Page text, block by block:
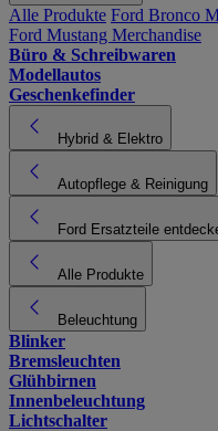
Alle Produkte Ford Bronco
Ford Mustang Merchandise
Büro & Schreibwaren
Modellautos
Geschenkefinder
Hybrid & Elektro
Autopflege & Reinigung
Ford Ersatzteile
Alle Produkte
Beleuchtung
Blinker
Bremsleuchten
Glühbirnen
Innenbeleuchtung
Lichtschalter